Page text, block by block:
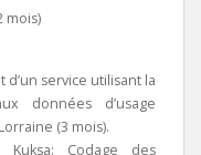
mois)
service utilisant la
données d’usage
(3 mois).
Kuksa: Codage des